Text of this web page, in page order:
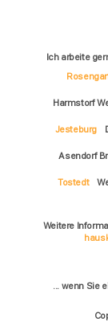
Ich arbeite
Harmstorf
Jesteburg
Asendorf
Tostedt
Weitere
... wenn Sie